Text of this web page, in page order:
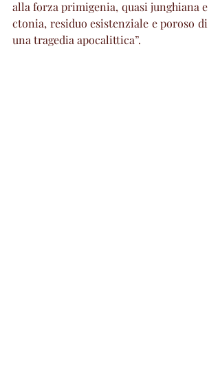
alla forza primigenia, quasi junghiana e
ctonia, residuo esistenziale e poroso di
una tragedia apocalittica”.